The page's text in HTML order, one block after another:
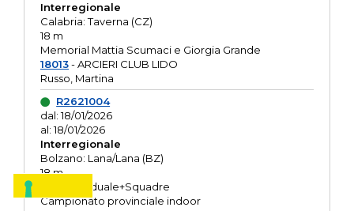
Interregionale
Calabria: Taverna (CZ)
18 m
Memorial Mattia Scumaci e Giorgia Grande
18013- ARCIERI CLUB LIDO
Russo, Martina
R2621004
dal: 18/01/2026
al: 18/01/2026
Interregionale
Bolzano: Lana/Lana (BZ)
18 m
O.R. Individuale+Squadre
Campionato provinciale indoor